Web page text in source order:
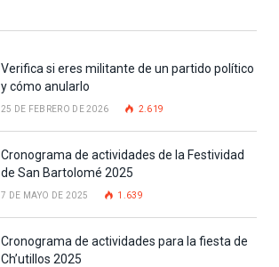
Verifica si eres militante de un partido político
y cómo anularlo
25 DE FEBRERO DE 2026 2.619
Cronograma de actividades de la Festividad
de San Bartolomé 2025
7 DE MAYO DE 2025 1.639
Cronograma de actividades para la fiesta de
Ch’utillos 2025